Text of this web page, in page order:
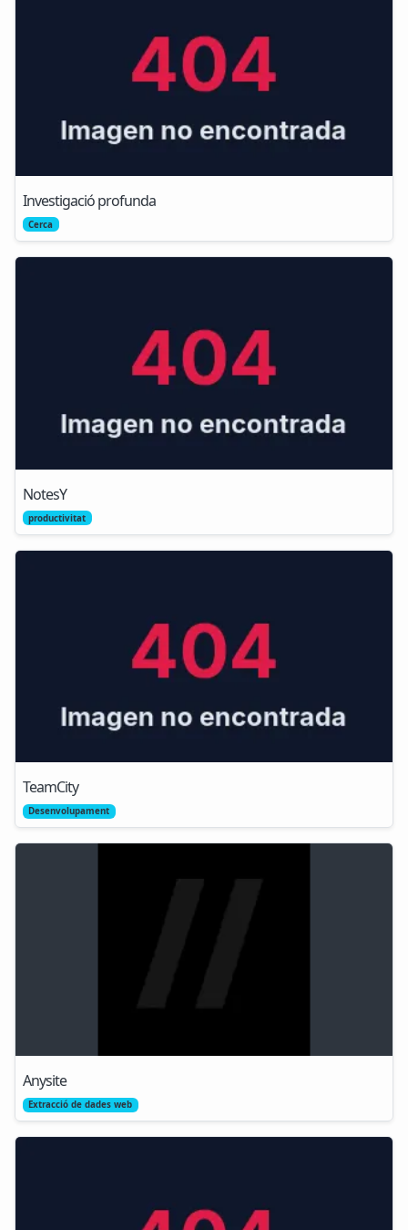
Investigació profunda
Cerca
NotesY
productivitat
TeamCity
Desenvolupament
Anysite
Extracció de dades web